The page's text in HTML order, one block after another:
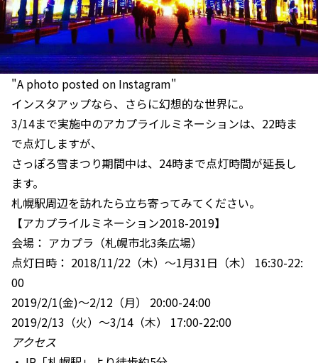
"A photo posted on Instagram"
インスタアップなら、さらに幻想的な世界に。
3/14まで実施中のアカプライルミネーションは、22時ま
で点灯しますが、
さっぽろ雪まつり期間中は、24時まで点灯時間が延長し
ます。
札幌駅周辺を訪れたら立ち寄ってみてください。
【アカプライルミネーション2018-2019】
会場： アカプラ（札幌市北3条広場）
点灯日時： 2018/11/22（木）～1月31日（木） 16:30-22:
00
2019/2/1(金)～2/12（月） 20:00-24:00
2019/2/13（火）～3/14（木） 17:00-22:00
アクセス